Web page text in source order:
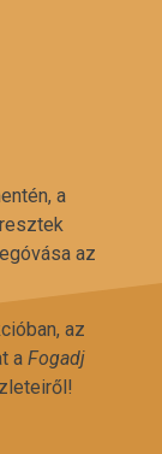
a
az
az
a Fogadj